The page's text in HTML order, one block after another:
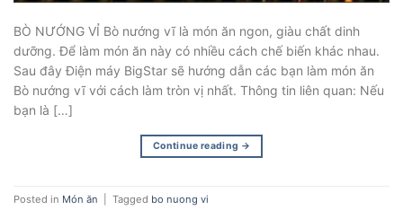
BÒ NƯỚNG VỈ Bò nướng vĩ là món ăn ngon, giàu chất dinh
dưỡng. Để làm món ăn này có nhiều cách chế biến khác nhau.
Sau đây Điện máy BigStar sẽ hướng dẫn các bạn làm món ăn
Bò nướng vĩ với cách làm tròn vị nhất. Thông tin liên quan: Nếu
bạn là […]
Continue reading →
Posted in Món ăn Tagged bo nuong vi